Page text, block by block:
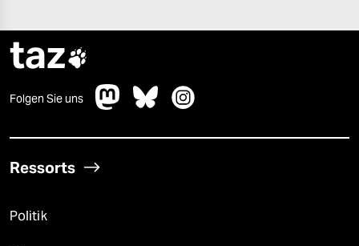
taz
Folgen Sie uns
Ressorts
Politik